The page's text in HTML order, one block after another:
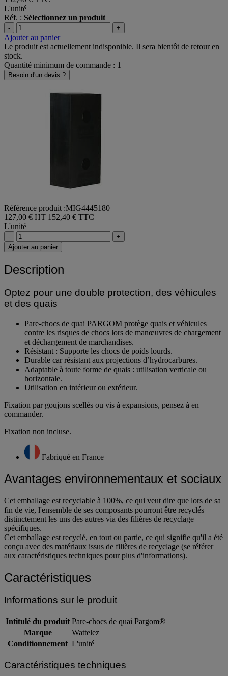
L'unité
Réf. : Sélectionnez un produit
- +
Ajouter au panier
Le produit est actuellement indisponible. Il sera bientôt de retour en
stock.
Quantité minimum de commande : 1
Besoin d'un devis ?
Référence produit :MIG4445180
127,00 € HT 152,40 € TTC
L'unité
-
+
Ajouter au panier
Description
Optez pour une double protection, des véhicules
et des quais
Pare-chocs de quai PARGOM protège quais et véhicules
contre les risques de chocs lors de manœuvres de chargement
et déchargement de marchandises.
Résistant : Supporte les chocs de poids lourds.
Durable car résistant aux projections d’hydrocarbures.
Adaptable à toute forme de quais : utilisation verticale ou
horizontale.
Utilisation en intérieur ou extérieur.
Fixation par goujons scellés ou vis à expansions, pensez à en
commander.
Fixation non incluse.
Fabriqué en France
Avantages environnementaux et sociaux
Cet emballage est recyclable à 100%, ce qui veut dire que lors de sa
fin de vie, l'ensemble de ses composants pourront être recyclés
distinctement les uns des autres via des filières de recyclage
spécifiques.
Cet emballage est recyclé, en tout ou partie, ce qui signifie qu'il a été
conçu avec des matériaux issus de filières de recyclage (se référer
aux caractéristiques techniques pour plus d'informations).
Caractéristiques
Informations sur le produit
Intitulé du produit Pare-chocs de quai Pargom®
Marque
Wattelez
Conditionnement L'unité
Caractéristiques techniques